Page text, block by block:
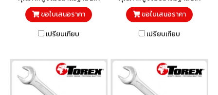
3113 และวัสดุโครมวานาเดียม
ขอใบเสนอราคา
เปรียบเทียบ
3113 และวัสดุโครมวานาเดียม
ขอใบเสนอราคา
เปรียบเทียบ